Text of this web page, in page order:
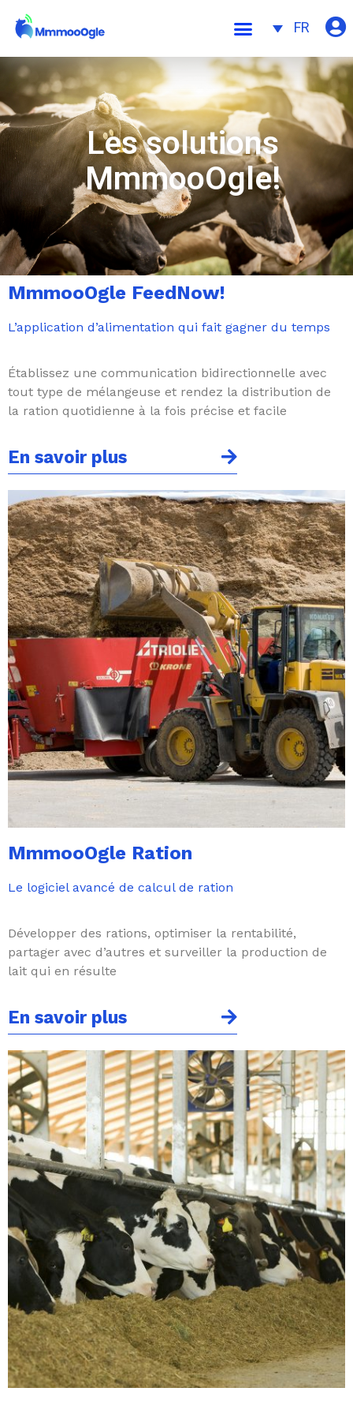
FR
Les solutions
MmmooOgle!
MmmooOgle FeedNow!
L’application d’alimentation qui fait gagner du temps
Établissez une communication bidirectionnelle avec
tout type de mélangeuse et rendez la distribution de
la ration quotidienne à la fois précise et facile
En savoir plus
MmmooOgle Ration
Le logiciel avancé de calcul de ration
Développer des rations, optimiser la rentabilité,
partager avec d’autres et surveiller la production de
lait qui en résulte
En savoir plus